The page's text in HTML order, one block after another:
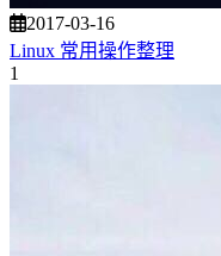
2017-03-16
Linux 常用操作整理
1